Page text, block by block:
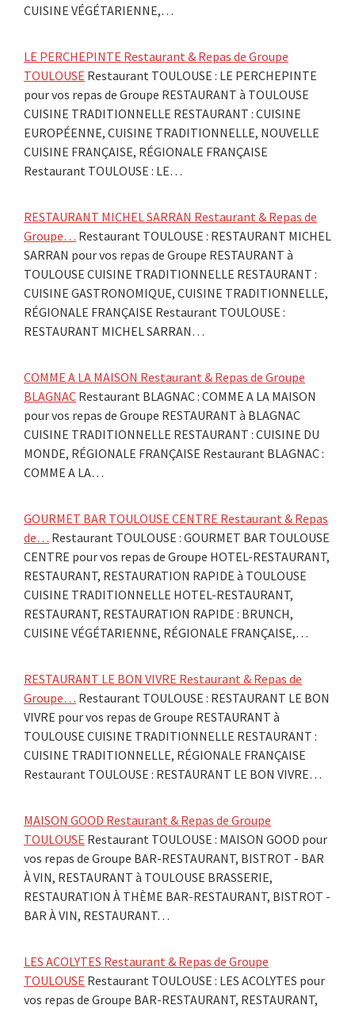
CUISINE VÉGÉTARIENNE,…
LE PERCHEPINTE Restaurant & Repas de Groupe
TOULOUSE Restaurant TOULOUSE : LE PERCHEPINTE
pour vos repas de Groupe RESTAURANT à TOULOUSE
CUISINE TRADITIONNELLE RESTAURANT : CUISINE
EUROPÉENNE, CUISINE TRADITIONNELLE, NOUVELLE
CUISINE FRANÇAISE, RÉGIONALE FRANÇAISE
Restaurant TOULOUSE : LE…
RESTAURANT MICHEL SARRAN Restaurant & Repas de
Groupe… Restaurant TOULOUSE : RESTAURANT MICHEL
SARRAN pour vos repas de Groupe RESTAURANT à
TOULOUSE CUISINE TRADITIONNELLE RESTAURANT :
CUISINE GASTRONOMIQUE, CUISINE TRADITIONNELLE,
RÉGIONALE FRANÇAISE Restaurant TOULOUSE :
RESTAURANT MICHEL SARRAN…
COMME A LA MAISON Restaurant & Repas de Groupe
BLAGNAC Restaurant BLAGNAC : COMME A LA MAISON
pour vos repas de Groupe RESTAURANT à BLAGNAC
CUISINE TRADITIONNELLE RESTAURANT : CUISINE DU
MONDE, RÉGIONALE FRANÇAISE Restaurant BLAGNAC :
COMME A LA…
GOURMET BAR TOULOUSE CENTRE Restaurant & Repas
de… Restaurant TOULOUSE : GOURMET BAR TOULOUSE
CENTRE pour vos repas de Groupe HOTEL-RESTAURANT,
RESTAURANT, RESTAURATION RAPIDE à TOULOUSE
CUISINE TRADITIONNELLE HOTEL-RESTAURANT,
RESTAURANT, RESTAURATION RAPIDE : BRUNCH,
CUISINE VÉGÉTARIENNE, RÉGIONALE FRANÇAISE,…
RESTAURANT LE BON VIVRE Restaurant & Repas de
Groupe… Restaurant TOULOUSE : RESTAURANT LE BON
VIVRE pour vos repas de Groupe RESTAURANT à
TOULOUSE CUISINE TRADITIONNELLE RESTAURANT :
CUISINE TRADITIONNELLE, RÉGIONALE FRANÇAISE
Restaurant TOULOUSE : RESTAURANT LE BON VIVRE…
MAISON GOOD Restaurant & Repas de Groupe
TOULOUSE Restaurant TOULOUSE : MAISON GOOD pour
vos repas de Groupe BAR-RESTAURANT, BISTROT - BAR
À VIN, RESTAURANT à TOULOUSE BRASSERIE,
RESTAURATION À THÈME BAR-RESTAURANT, BISTROT -
BAR À VIN, RESTAURANT…
LES ACOLYTES Restaurant & Repas de Groupe
TOULOUSE Restaurant TOULOUSE : LES ACOLYTES pour
vos repas de Groupe BAR-RESTAURANT, RESTAURANT,